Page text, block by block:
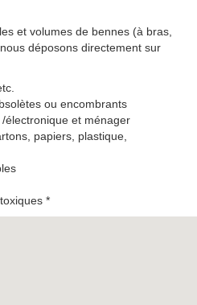
et volumes de bennes (à bras,
déposons directement sur
ou encombrants
électronique et ménager
papiers, plastique,
*